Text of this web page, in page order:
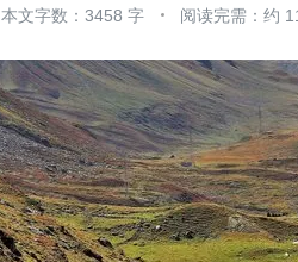
本文字数：3458 字 阅读完需：约